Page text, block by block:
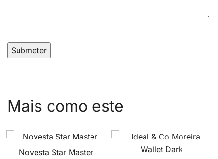
Submeter
Mais como este
Novesta Star Master